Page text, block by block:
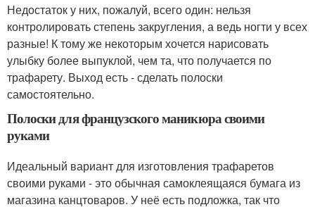
Недостаток у них, пожалуй, всего один: нельзя
контролировать степень закругления, а ведь ногти у всех
разные! К тому же некоторым хочется нарисовать
улыбку более выпуклой, чем та, что получается по
трафарету. Выход есть - сделать полоски
самостоятельно.
Полоски для французского маникюра своими
руками
Идеальный вариант для изготовления трафаретов
своими руками - это обычная самоклеящаяся бумага из
магазина канцтоваров. У неё есть подложка, так что